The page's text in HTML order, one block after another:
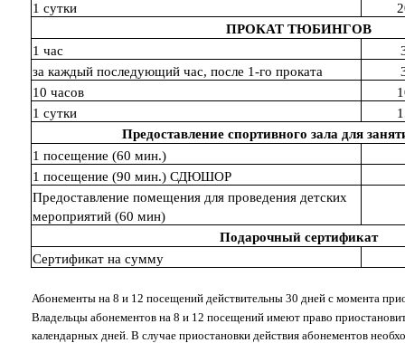
1 сутки
ПРОКАТ ТЮБИНГОВ
1 час
за каждый последующий час, после 1-го проката
10 часов
1 сутки
Предоставление спортивного зала для
1 посещение (60 мин.)
1 посещение (90 мин.) СДЮШОР
Предоставление помещения для проведения детских
мероприятий (60 мин)
Подарочный сертификат
Сертификат на сумму
Абонементы на 8 и 12 посещений действительны 30 дней с момента
Владельцы абонементов на 8 и 12 посещений имеют право
календарных дней. В случае приостановки действия абонементов